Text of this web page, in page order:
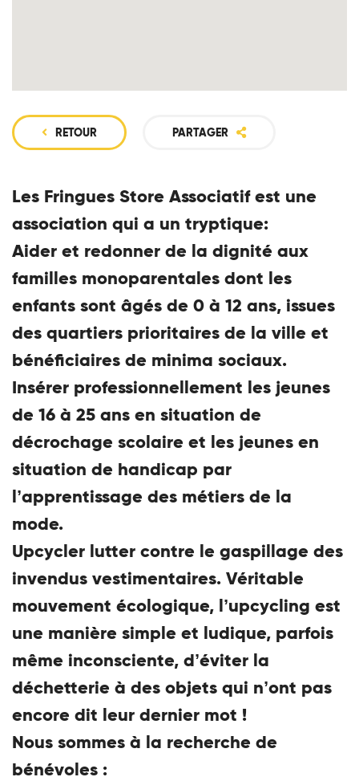
RETOUR PARTAGER
Les Fringues Store Associatif est une
association qui a un tryptique:
Aider et redonner de la dignité aux
familles monoparentales dont les
enfants sont âgés de 0 à 12 ans, issues
des quartiers prioritaires de la ville et
bénéficiaires de minima sociaux.
Insérer professionnellement les jeunes
de 16 à 25 ans en situation de
décrochage scolaire et les jeunes en
situation de handicap par
l’apprentissage des métiers de la
mode.
Upcycler lutter contre le gaspillage des
invendus vestimentaires. Véritable
mouvement écologique, l’upcycling est
une manière simple et ludique, parfois
même inconsciente, d’éviter la
déchetterie à des objets qui n’ont pas
encore dit leur dernier mot !
Nous sommes à la recherche de
bénévoles :